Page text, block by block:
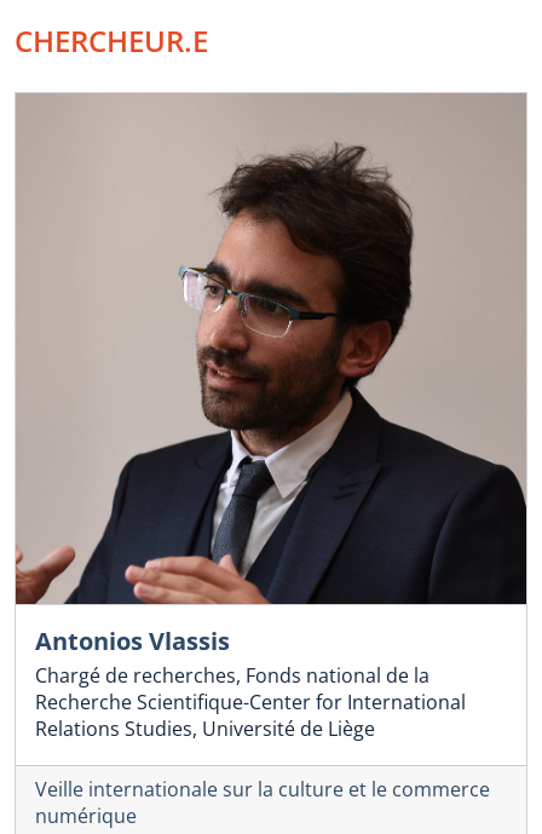
CHERCHEUR.E
Antonios Vlassis
Chargé de recherches, Fonds national de la
Recherche Scientifique-Center for International
Relations Studies, Université de Liège
Veille internationale sur la culture et le commerce
numérique